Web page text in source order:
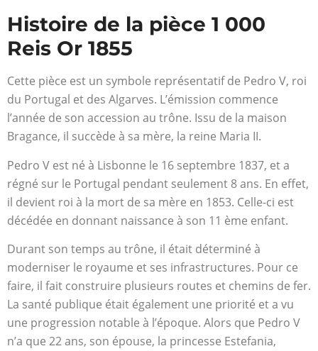
Histoire de la pièce 1 000
Reis Or 1855
Cette pièce est un symbole représentatif de Pedro V, roi
du Portugal et des Algarves. L’émission commence
l’année de son accession au trône. Issu de la maison
Bragance, il succède à sa mère, la reine Maria II.
Pedro V est né à Lisbonne le 16 septembre 1837, et a
régné sur le Portugal pendant seulement 8 ans. En effet,
il devient roi à la mort de sa mère en 1853. Celle-ci est
décédée en donnant naissance à son 11 ème enfant.
Durant son temps au trône, il était déterminé à
moderniser le royaume et ses infrastructures. Pour ce
faire, il fait construire plusieurs routes et chemins de fer.
La santé publique était également une priorité et a vu
une progression notable à l’époque. Alors que Pedro V
n’a que 22 ans, son épouse, la princesse Estefania,